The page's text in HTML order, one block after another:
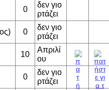
0
δεν γιο
ρτάζει
0
δεν γιο
ρτάζει
10
Απριλί
ου
0
δεν γιο
ρτάζει